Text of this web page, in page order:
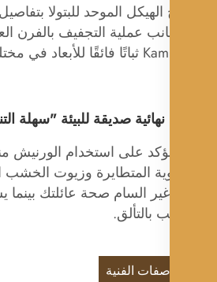
الموحد للبتولا بتفاصيل رائعة
عملية التجفيف بالفرن العلمي،
صديقة للبيئة "سهلة التنفس".
على استخدام الورنيش منخفض
المتطايرة وزيوت الخشب
غير السام صحة عائلتك بينما يسمح
بالتألق.
الفنية